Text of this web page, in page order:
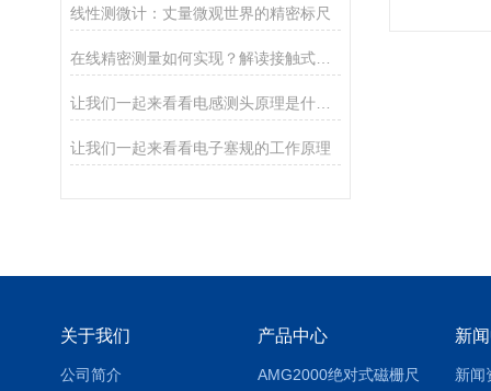
线性测微计：丈量微观世界的精密标尺
在线精密测量如何实现？解读接触式位移传感器的核心应用
让我们一起来看看电感测头原理是什么？
让我们一起来看看电子塞规的工作原理
关于我们
公司简介
产品中心
AMG2000绝对式磁栅尺
新
新闻